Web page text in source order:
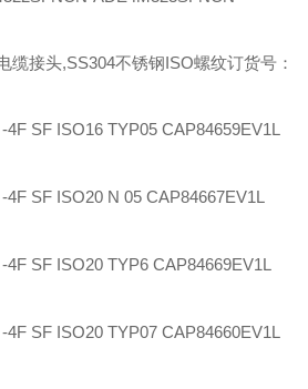
缆接头,SS304不锈钢ISO螺纹订货号：
4F SF ISO16 TYP05 CAP84659EV1L
4F SF ISO20 N 05 CAP84667EV1L
4F SF ISO20 TYP6 CAP84669EV1L
4F SF ISO20 TYP07 CAP84660EV1L